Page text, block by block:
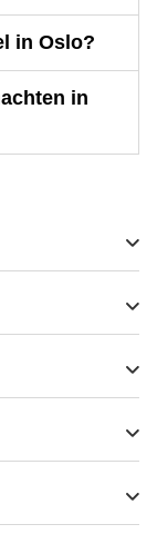
in Oslo?
in